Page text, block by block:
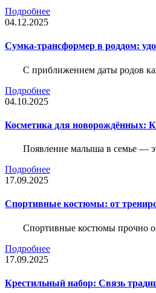
Подробнее
04.12.2025
Сумка-трансформер в роддом:
С приближением даты родов
Подробнее
04.10.2025
Косметика для новорождённых:
Появление малыша в семье —
Подробнее
17.09.2025
Спортивные костюмы: от
Спортивные костюмы прочно
Подробнее
17.09.2025
Крестильный набор: Связь